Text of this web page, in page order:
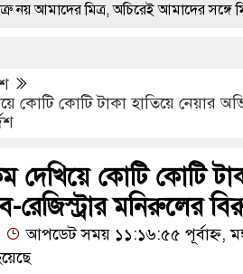
অচিরেই আমাদের সঙ্গে মিশে যাবে:
স্মারকলিপি
ন্যারেটিভ’ পুরনো রাজনীতি : পররাষ্ট্র
কোটি কোটি টাকা হাতিয়ে নেয়ার
দেখিয়ে কোটি কোটি
মনিরুলের
আপডেট সময় ১১:১৬:৫৫ পূর্বাহ্ন,